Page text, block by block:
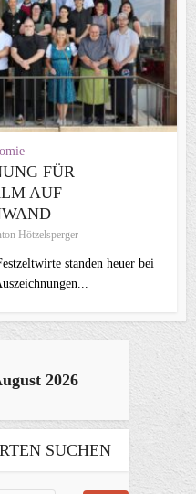
FÜR
AUF
Hötzelsperger
standen heuer bei
2026
SUCHEN